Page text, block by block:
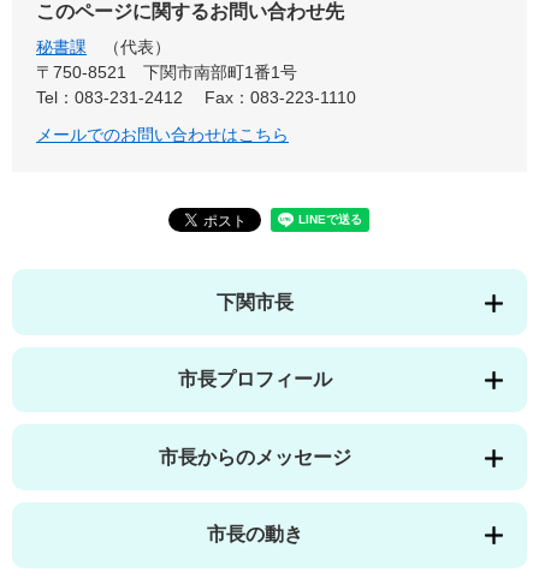
このページに関するお問い合わせ先
秘書課
代表
〒750-8521
下関市南部町1番1号
Tel：083-231-2412
Fax：083-223-1110
メールでのお問い合わせはこちら
下関市長
市長プロフィール
市長からのメッセージ
市長の動き